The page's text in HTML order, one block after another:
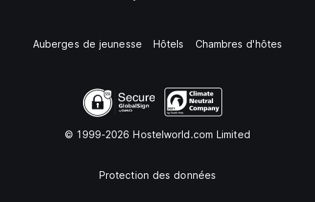
Auberges de jeunesse Hôtels Chambres d'hôtes
© 1999-2026 Hostelworld.com Limited
Protection des données